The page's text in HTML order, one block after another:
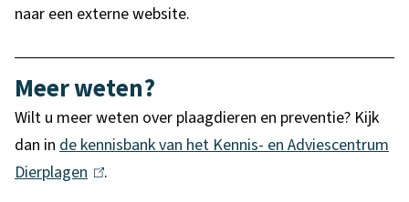
naar een externe website.
Meer weten?
Wilt u meer weten over plaagdieren en preventie? Kijk
dan in de kennisbank van het Kennis- en Adviescentrum
Dierplagen
.